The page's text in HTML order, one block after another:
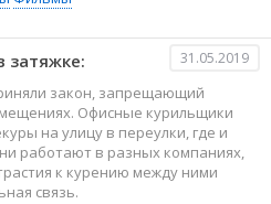
31.05.2019
закон, запрещающий
Офисные курильщики
на улицу в переулки, где и
работают в разных компаниях,
к курению между ними
связь.